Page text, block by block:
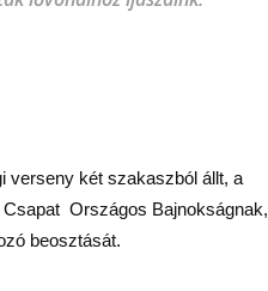
verseny két szakaszból állt, a
Csapat Országos Bajnokságnak,
beosztását.